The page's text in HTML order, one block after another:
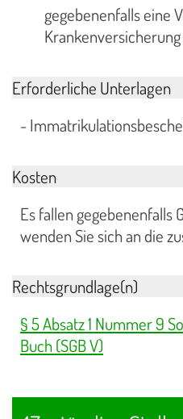
gegebenenfalls eine
Erforderliche Unterlagen
-
Kosten
Es fallen gegebenenfalls
wenden Sie sich an die
Rechtsgrundlage(n)
§ 5 Absatz 1 Nummer 9
Buch (SGB V)